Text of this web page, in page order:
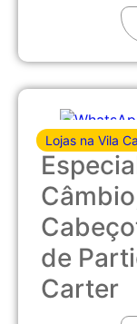
Lojas na Vila
de
Carter